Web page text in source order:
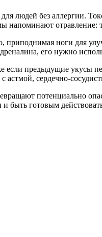
людей без аллергии.
напоминают
приподнимая ноги для
его нужно
если предыдущие укусы
сердечно-
потенциально
быть готовым